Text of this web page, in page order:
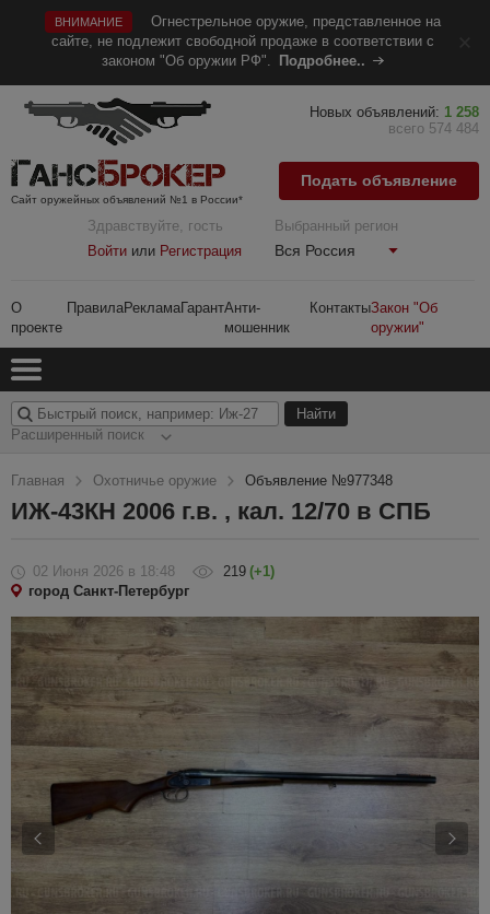
ВНИМАНИЕ
Огнестрельное оружие, представленное на
сайте, не подлежит свободной продаже в соответствии с
законом "Об оружии РФ".
Подробнее..
Сайт оружейных объявлений №1 в России*
Здравствуйте, гость
Войти или Регистрация
Выбранный регион
Вся Россия
О
проекте
ПравилаРекламаГарантАнти-
мошенник
КонтактыЗакон "Об
оружии"
Новых объявлений: 1 258
всего 574 484
Подать объявление
Расширенный поиск
Главная Охотничье оружие Объявление №977348
ИЖ-43КН 2006 г.в. , кал. 12/70 в СПБ
02 Июня 2026 в 18:48 219 (+1)
город Санкт-Петербург